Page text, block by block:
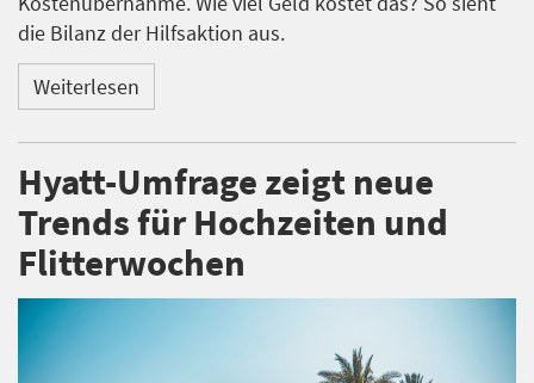
die Bilanz der Hilfsaktion aus.
Weiterlesen
Hyatt-Umfrage zeigt neue
Trends für Hochzeiten und
Flitterwochen